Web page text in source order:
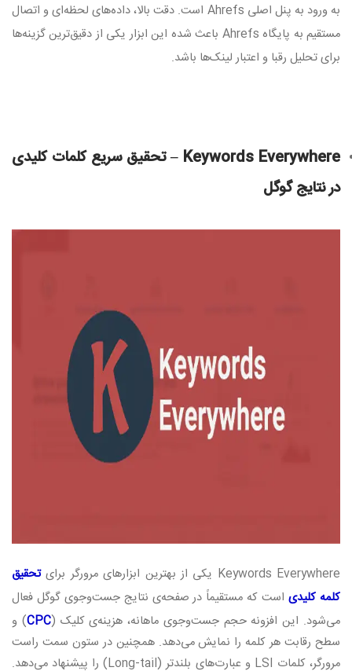
به ورود به پنل اصلی
است. دقت بالا، داده‌های لحظه‌ای و اتصال
مستقیم به پایگاهAhrefs
باعث شده این ابزار یکی از دقیق‌ترین گزینه‌ها
برای تحلیل رقبا و اعتبار لینک‌ها باشد.
Keywords Everywhere –
تحقیق سریع کلمات کلیدی
در نتایج گوگل
Keywords Everywhere یکی از بهترین ابزارهای مرورگر برایتحقیق
کلمه کلیدیاست که مستقیماً در صفحه‌ی نتایج جست‌وجوی گوگل فعال
می‌شود. این افزونه حجم جست‌وجوی ماهانه، هزینه‌ی کلیک (
CPC
) و
سطح رقابت هر کلمه را نمایش می‌دهد. همچنین در ستون سمت راست
مرورگر، کلمات
و عبارت‌های بلندتر(Long-tail)
را پیشنهاد می‌دهد.